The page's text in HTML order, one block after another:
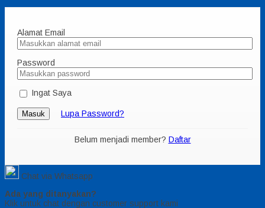
Alamat Email
Password
Ingat Saya
Masuk Lupa Password?
Belum menjadi member? Daftar
Chat via Whatsapp
Ada yang ditanyakan?
Klik untuk chat dengan customer support kami